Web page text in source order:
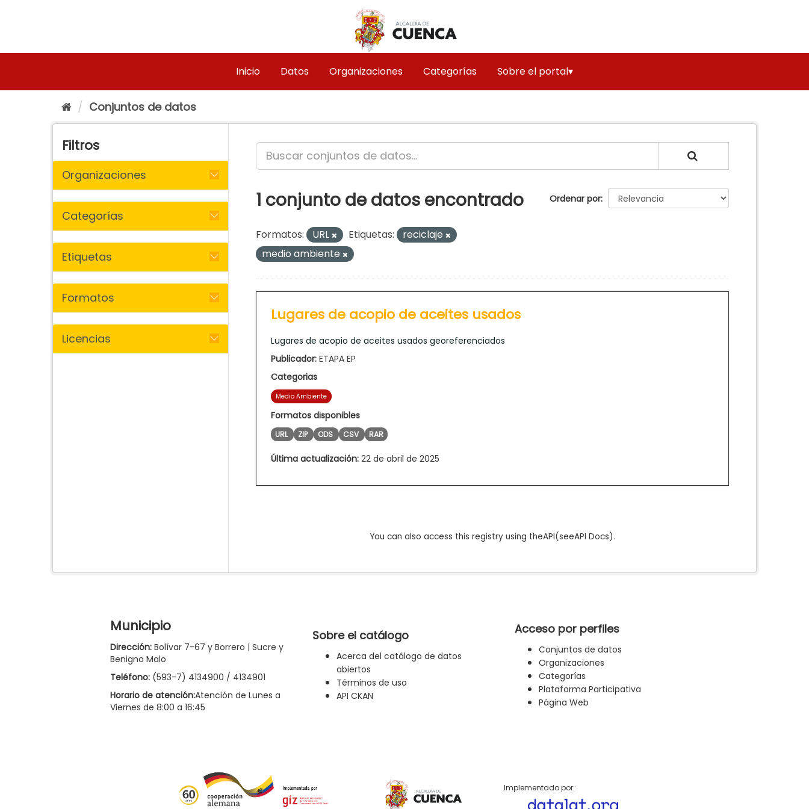
Inicio Datos Organizaciones Categorías Sobre el portal▾
Conjuntos de datos
Filtros
Organizaciones
Categorías
Etiquetas
Formatos
Licencias
Ordenar por
1 conjunto de datos encontrado
Formatos: URL Etiquetas:
reciclaje
medio ambiente
Lugares de acopio de aceites usados
Lugares de acopio de aceites usados georeferenciados
Publicador: ETAPA EP
Categorias
Medio Ambiente
Formatos disponibles
URL ZIP ODS CSV RAR
Última actualización: 22 de abril de 2025
You can also access this registry using theAPI(seeAPI Docs).
Municipio
Dirección: Bolívar 7-67 y Borrero | Sucre y
Benigno Malo
Teléfono: (593-7) 4134900 / 4134901
Horario de atención:Atención de Lunes a
Viernes de 8:00 a 16:45
Sobre el catálogo
Acerca del catálogo de datos
abiertos
Términos de uso
API CKAN
Acceso por perfiles
Conjuntos de datos
Organizaciones
Categorías
Plataforma Participativa
Página Web
Implementado por: